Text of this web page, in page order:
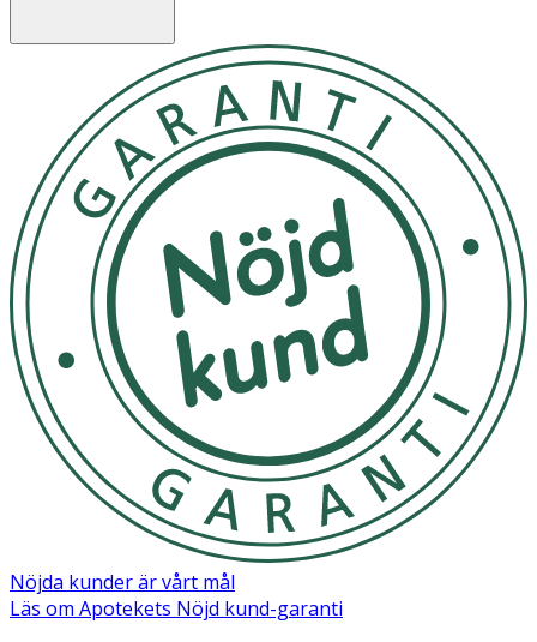
följ upp med SPF då BHA-syra kan göra huden extra
solkänslig. Kan användas en gång om dagen, lämpligen
på kvällen, eller vid behov. Undvik användning om du är
allergisk mot salicylsyra/aspirin eller om irritation
uppstår. Håll utom räckhåll för barn.
Inga förvaringsinstruktioner
OK för gravida och ammande:
Ja
Ingredienser:
Aqua, Butylene Glycol, Propanediol, Methylpropanediol,
Salicylic Acid, Panthenol, Sodium Hyaluronate, Glycerin,
Allantoin, Avena Sativa Kernel Extract, Citrus Paradisi
Fruit Extract, Pantolactone, Sodium Lactate, Potassium
Sorbate, Sodium Hydroxide, Citric Acid, Sorbic Acid 46,35%
Naturligt ursprung.
Nöjda kunder är vårt mål
Läs om Apotekets Nöjd kund-garanti